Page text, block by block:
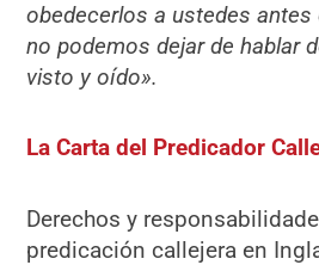
obedecerlos a ustedes antes
no podemos dejar de hablar
visto y oído».
La Carta del Predicador
Derechos y
predicación callejera en